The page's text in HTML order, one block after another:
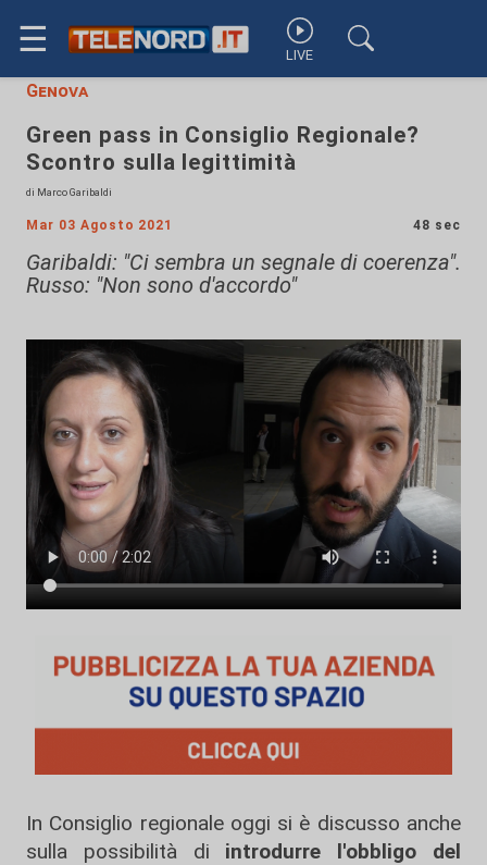
☰ LIVE
Genova
Green pass in Consiglio Regionale?
Scontro sulla legittimità
di Marco Garibaldi
Mar 03 Agosto 2021 48 sec
Garibaldi: "Ci sembra un segnale di coerenza".
Russo: "Non sono d'accordo"
In Consiglio regionale oggi si è discusso anche
sulla possibilità di introdurre l'obbligo del